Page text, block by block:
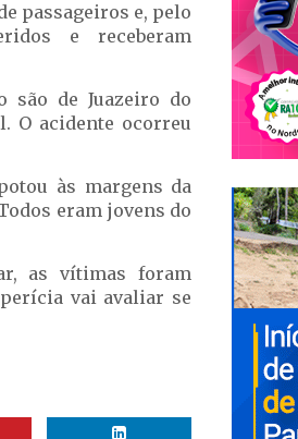
passageiros e, pelo
e receberam
são de Juazeiro do
O acidente ocorreu
às margens da
eram jovens do
as vítimas foram
vai avaliar se